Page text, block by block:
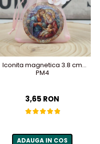
Iconita magnetica 3.8 cm
PM4
3,65 RON
ADAUGA IN COS